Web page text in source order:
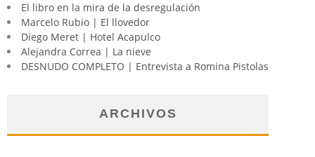
El libro en la mira de la desregulación
Marcelo Rubio | El llovedor
Diego Meret | Hotel Acapulco
Alejandra Correa | La nieve
DESNUDO COMPLETO | Entrevista a Romina Pistolas
ARCHIVOS